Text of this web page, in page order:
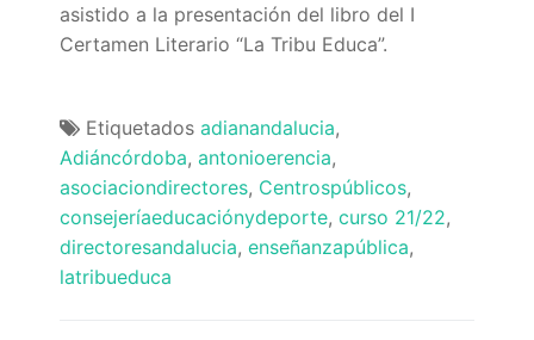
Adián Córdoba
Adián Huelva
Adián Jaén
Adián Málaga
Adián Sevilla
Consejería de Educación
Normativa ADIDE
Aula Virtual de Formación del Profesorado
Portal AVERROES
Portal SÉNECA
Contacto
asistido a la presentación del libro del I
Certamen Literario “La Tribu Educa”.
Etiquetados adianandalucia,
Adiáncórdoba, antonioerencia,
asociaciondirectores, Centrospúblicos,
consejeríaeducaciónydeporte, curso 21/22,
directoresandalucia, enseñanzapública,
latribueduca